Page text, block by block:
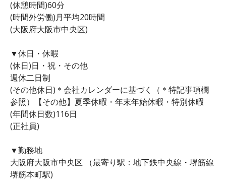
(休憩時間)60分
(時間外労働)月平均20時間
(大阪府大阪市中央区)
▼休日・休暇
(休日)日・祝・その他
週休二日制
(その他休日)＊会社カレンダーに基づく（＊特記事項欄
参照）【その他】夏季休暇・年末年始休暇・特別休暇
(年間休日数)116日
(正社員)
▼勤務地
大阪府大阪市中央区 （最寄り駅：地下鉄中央線・堺筋線
堺筋本町駅)